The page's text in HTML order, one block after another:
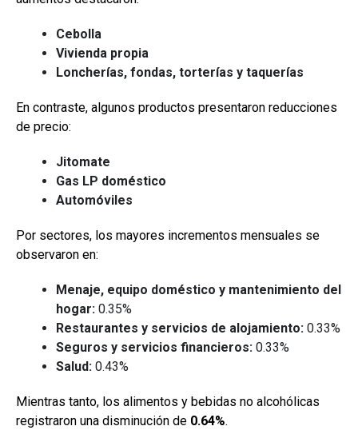
Cebolla
Vivienda propia
Loncherías, fondas, torterías y taquerías
En contraste, algunos productos presentaron reducciones
de precio:
Jitomate
Gas LP doméstico
Automóviles
Por sectores, los mayores incrementos mensuales se
observaron en:
Menaje, equipo doméstico y mantenimiento del
hogar: 0.35%
Restaurantes y servicios de alojamiento: 0.33%
Seguros y servicios financieros: 0.33%
Salud: 0.43%
Mientras tanto, los alimentos y bebidas no alcohólicas
registraron una disminución de 0.64%.